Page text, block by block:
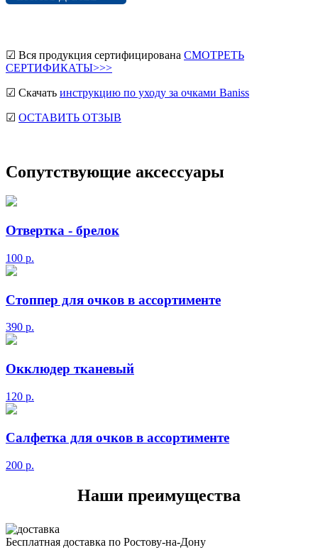
☑ Вся продукция сертифицирована СМОТРЕТЬ
СЕРТИФИКАТЫ>>>
☑ Скачать инструкцию по уходу за очками Baniss
☑ ОСТАВИТЬ ОТЗЫВ
Сопутствующие аксессуары
Отвертка - брелок
100 р.
Стоппер для очков в ассортименте
390 р.
Окклюдер тканевый
120 р.
Салфетка для очков в ассортименте
200 р.
Наши преимущества
Бесплатная доставка по Ростову-на-Дону